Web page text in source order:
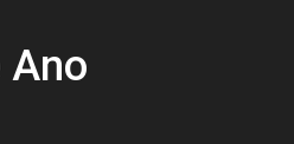
Ano